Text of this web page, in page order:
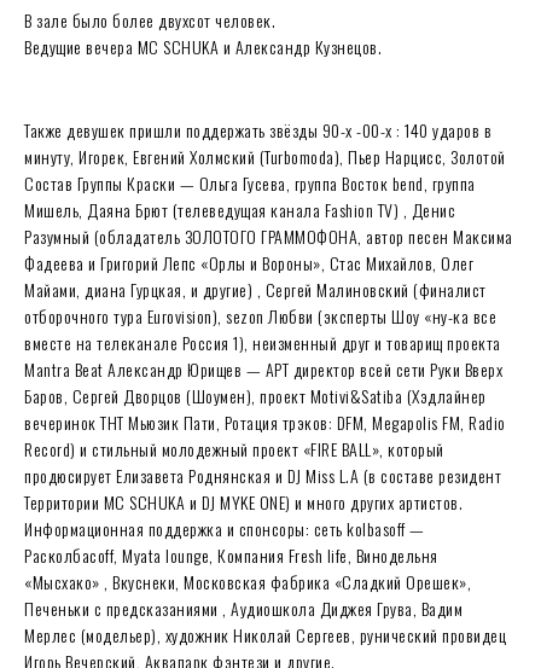
В зале было более двухсот человек.
Ведущие вечера MC SCHUKA и Александр Кузнецов.
Также девушек пришли поддержать звёзды 90-х -00-х : 140 ударов в
минуту, Игорек, Евгений Холмский (Turbomoda), Пьер Нарцисс, Золотой
Состав Группы Краски — Ольга Гусева, группа Восток bend, группа
Мишель, Даяна Брют (телеведущая канала Fashion TV) , Денис
Разумный (обладатель ЗОЛОТОГО ГРАММОФОНА, автор песен Максима
Фадеева и Григорий Лепс «Орлы и Вороны», Стас Михайлов, Олег
Майами, диана Гурцкая, и другие) , Сергей Малиновский (финалист
отборочного тура Eurovision), sezon Любви (эксперты Шоу «ну-ка все
вместе на телеканале Россия 1), неизменный друг и товарищ проекта
Mantra Beat Александр Юрищев — АРТ директор всей сети Руки Вверх
Баров, Сергей Дворцов (Шоумен), проект Motivi&Satiba (Хэдлайнер
вечеринок ТНТ Мьюзик Пати, Ротация трэков: DFM, Megapolis FM, Radio
Record) и стильный молодежный проект «FIRE BALL», который
продюсирует Елизавета Роднянская и DJ Miss L.A (в составе резидент
Территории MC SCHUKA и DJ MYKE ONE) и много других артистов.
Информационная поддержка и спонсоры: сеть kolbasoff —
Расколбасоff, Myata lounge, Компания Fresh life, Винодельня
«Мысхако» , Вкуснеки, Московская фабрика «Сладкий Орешек»,
Печеньки с предсказаниями , Аудиошкола Диджея Грува, Вадим
Мерлес (модельер), художник Николай Сергеев, рунический провидец
Игорь Вечерский, Аквапарк фэнтези и другие.